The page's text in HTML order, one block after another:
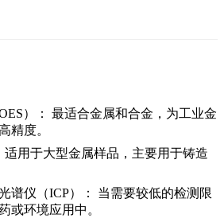
）：
最适合金属和合金，为工业金
精度。
适用于大型金属样品，主要用于铸造
谱仪（ICP）：
当需要较低的检测限
或环境应用中。